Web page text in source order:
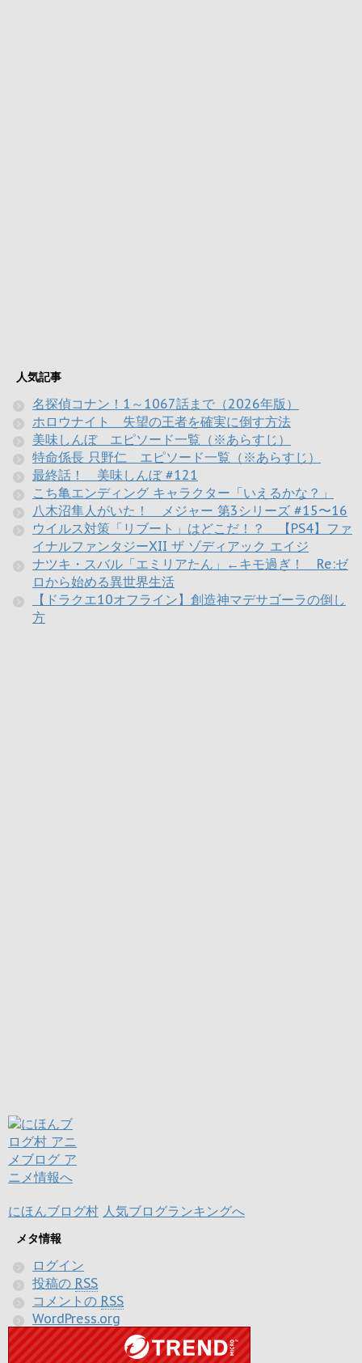
人気記事
名探偵コナン！1～1067話まで（2026年版）
ホロウナイト 失望の王者を確実に倒す方法
美味しんぼ エピソード一覧（※あらすじ）
特命係長 只野仁 エピソード一覧（※あらすじ）
最終話！ 美味しんぼ #121
こち亀エンディング キャラクター「いえるかな？」
八木沼隼人がいた！ メジャー 第3シリーズ #15〜16
ウイルス対策「リブート」はどこだ！？ 【PS4】ファ
イナルファンタジーXII ザ ゾディアック エイジ
ナツキ・スバル「エミリアたん」←キモ過ぎ！ Re:ゼ
ロから始める異世界生活
【ドラクエ10オフライン】創造神マデサゴーラの倒し
方
にほんブログ村 人気ブログランキングへ
メタ情報
ログイン
投稿の RSS
コメントの RSS
WordPress.org